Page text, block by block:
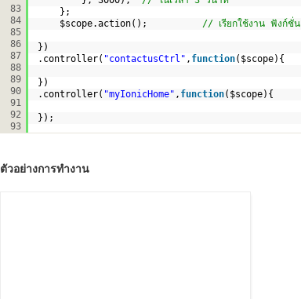
83
84
85
86
87
88
89
90
91
92
93
};
$scope.action(); // เรียกใช้งาน ฟังก์ชั่น
})
.controller( "contactusCtrl" , function($scope){
})
.controller( "myIonicHome" , function($scope){
});
ตัวอย่างการทำงาน